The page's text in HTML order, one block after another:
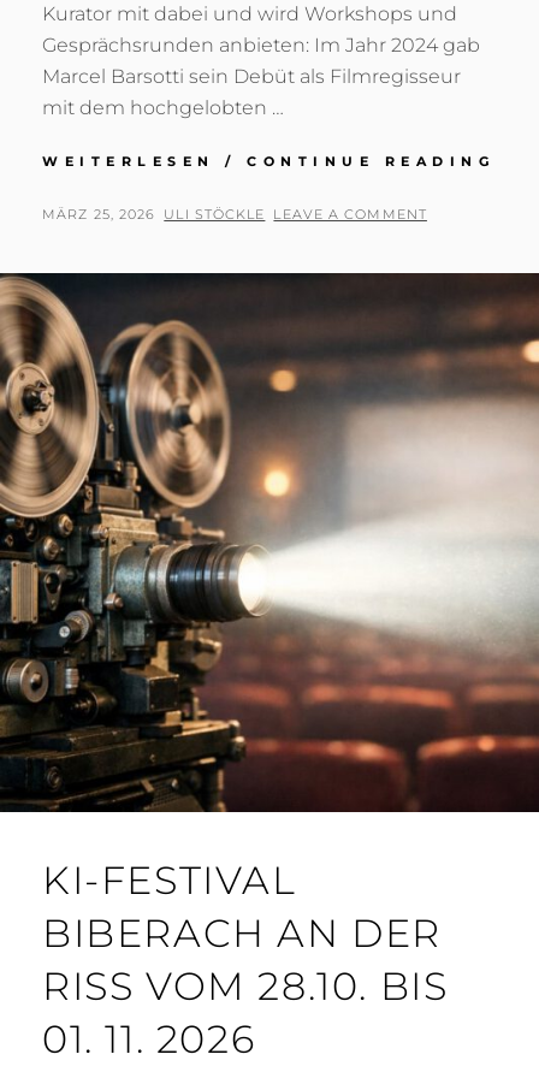
Kurator mit dabei und wird Workshops und
Gesprächsrunden anbieten: Im Jahr 2024 gab
Marcel Barsotti sein Debüt als Filmregisseur
mit dem hochgelobten …
WEITERLESEN / CONTINUE READING
POSTED
MÄRZ 25, 2026 BY
ULI STÖCKLE LEAVE A COMMENT
KI-FESTIVAL
BIBERACH AN DER
RISS VOM 28.10. BIS
01. 11. 2026